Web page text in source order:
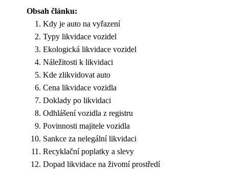
Obsah článku:
Kdy je auto na vyřazení
Typy likvidace vozidel
Ekologická likvidace vozidel
Náležitosti k likvidaci
Kde zlikvidovat auto
Cena likvidace vozidla
Doklady po likvidaci
Odhlášení vozidla z registru
Povinnosti majitele vozidla
Sankce za nelegální likvidaci
Recyklační poplatky a slevy
Dopad likvidace na životní prostředí